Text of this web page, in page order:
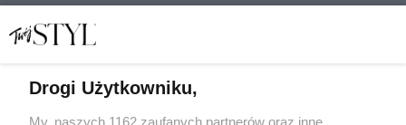
Drogi Użytkowniku,
My, naszych 1162 zaufanych partnerów oraz inne